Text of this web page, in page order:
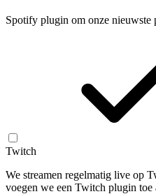
Spotify plugin om onze nieuwste
Twitch
We streamen regelmatig live op
voegen we een Twitch plugin toe